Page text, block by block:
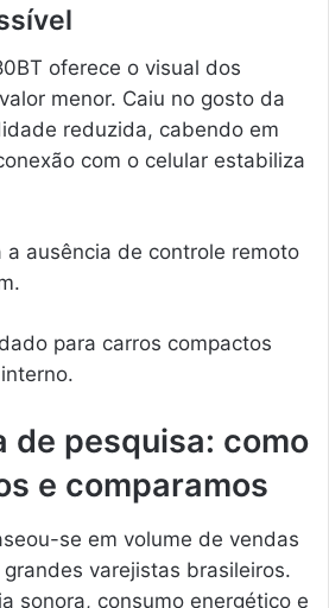
oferece o visual dos
menor. Caiu no gosto da
reduzida, cabendo em
com o celular estabiliza
ausência de controle remoto
para carros compactos
de pesquisa: como
e comparamos
se em volume de vendas
varejistas brasileiros.
sonora, consumo energético e